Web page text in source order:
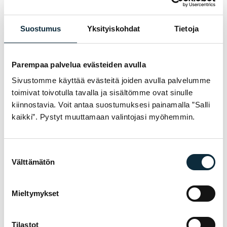
Suostumus Yksityiskohdat Tietoja
Parempaa palvelua evästeiden avulla
Sivustomme käyttää evästeitä joiden avulla palvelumme
toimivat toivotulla tavalla ja sisältömme ovat sinulle
kiinnostavia. Voit antaa suostumuksesi painamalla ”Salli
kaikki”. Pystyt muuttamaan valintojasi myöhemmin.
valinta
Välttämätön
Mieltymykset
Tilastot
arvostelun yhteydessä.
Lähetä arvostelu
MIKSI VM SPORT?
huollamme myymämme pyörät omassa